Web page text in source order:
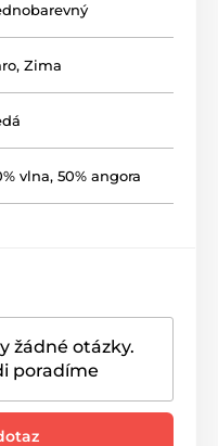
, Zima
vlna, 50% angora
žádné otázky.
poradíme